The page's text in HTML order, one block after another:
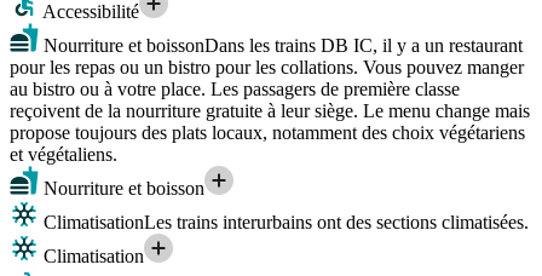
Accessibilité
Nourriture et boissonDans les trains DB IC, il y a un restaurant
pour les repas ou un bistro pour les collations. Vous pouvez manger
au bistro ou à votre place. Les passagers de première classe
reçoivent de la nourriture gratuite à leur siège. Le menu change mais
propose toujours des plats locaux, notamment des choix végétariens
et végétaliens.
Nourriture et boisson
ClimatisationLes trains interurbains ont des sections climatisées.
Climatisation